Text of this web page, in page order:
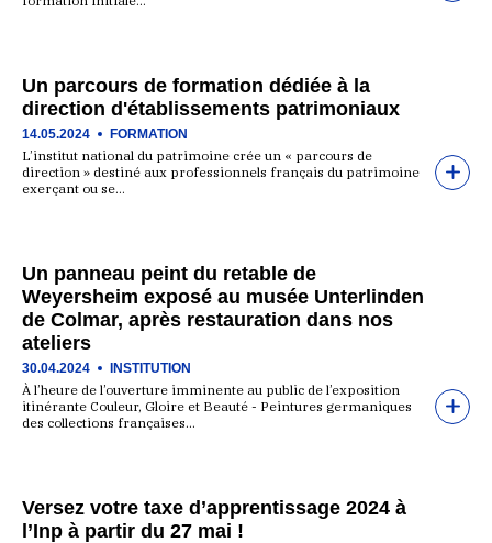
Un parcours de formation dédiée à la
direction d'établissements patrimoniaux
14.05.2024 FORMATION
L’institut national du patrimoine crée un « parcours de
direction » destiné aux professionnels français du patrimoine
exerçant ou se…
Un panneau peint du retable de
Weyersheim exposé au musée Unterlinden
de Colmar, après restauration dans nos
ateliers
30.04.2024 INSTITUTION
À l’heure de l’ouverture imminente au public de l’exposition
itinérante Couleur, Gloire et Beauté - Peintures germaniques
des collections françaises…
Versez votre taxe d’apprentissage 2024 à
l’Inp à partir du 27 mai !